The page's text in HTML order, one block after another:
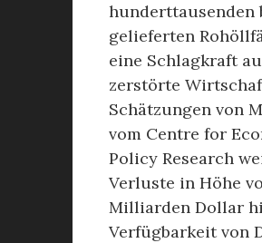
hunderttausenden
gelieferten
eine Schlagkraft
zerstörte
Schätzungen von
vom Centre for
Policy Research
Verluste in Höhe
Milliarden Dollar
Verfügbarkeit von